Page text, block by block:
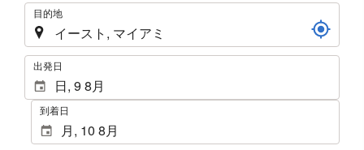
. 目的地
. 出発日
到着日